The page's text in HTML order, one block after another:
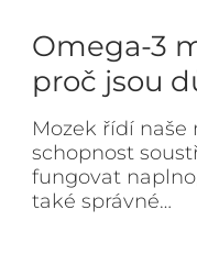
Omega-3
proč jsou
Mozek řídí naše
schopnost
fungovat
také správné…